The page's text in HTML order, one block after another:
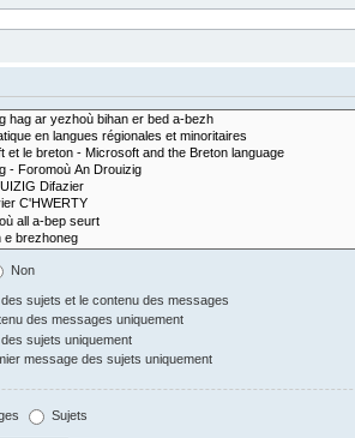
Non
des sujets et le contenu des messages
des messages uniquement
sujets uniquement
message des sujets uniquement
Sujets